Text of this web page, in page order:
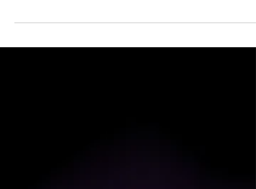
disciplina per raggiungere un livello adeguato
di prestazione atletica.” Noi...